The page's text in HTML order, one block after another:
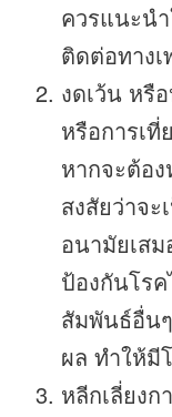
ควรแนะน
ติดต่อทาง
งดเว้น หรื
หรือการเ
หากจะต้อ
สงสัยว่าจ
อนามัยเส
ป้องกันโร
สัมพันธ์อื่น
ผล ทำให้มี
หลีกเลี่ยง